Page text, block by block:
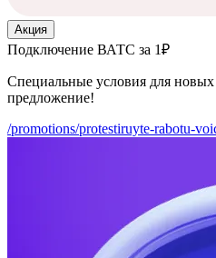
Акция
Подключение ВАТС за 1₽
Специальные условия для
предложение!
/promotions/protestiruyte-rabotu-